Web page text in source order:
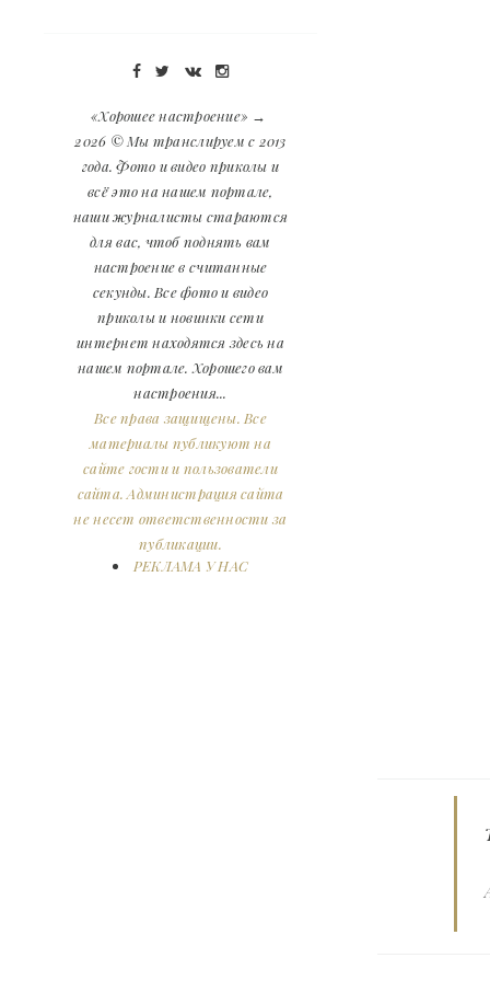
«Хорошее настроение» →
2026 © Мы транслируем с 2013
года. Фото и видео приколы и
всё это на нашем портале,
наши журналисты стараются
для вас, чтоб поднять вам
настроение в считанные
секунды. Все фото и видео
приколы и новинки сети
интернет находятся здесь на
нашем портале. Хорошего вам
настроения...
Все права защищены. Все
материалы публикуют на
сайте гости и пользователи
сайта. Администрация сайта
не несет ответственности за
публикации.
РЕКЛАМА У НАС